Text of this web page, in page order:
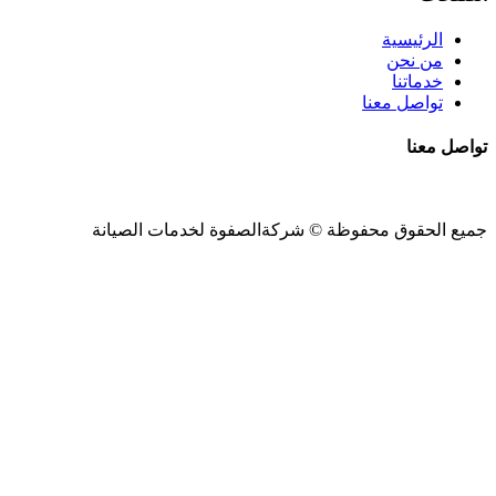
الرئيسية
من نحن
خدماتنا
تواصل معنا
تواصل معنا
جميع الحقوق محفوظة © شركةالصفوة لخدمات الصيانة